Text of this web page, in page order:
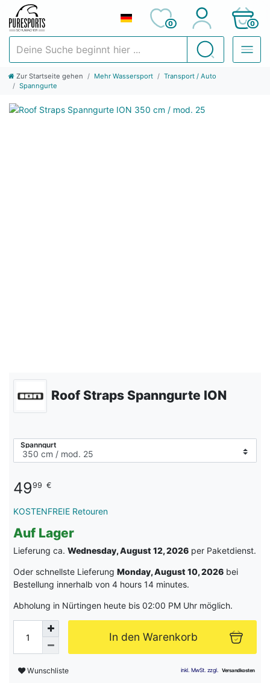
Suchen
0 0
Zur Startseite gehen Mehr Wassersport
Transport / Auto
Spanngurte
Roof Straps Spanngurte ION
Spanngurt
4999 €
KOSTENFREIE Retouren
Auf Lager
Lieferung ca. Wednesday, August 12, 2026 per Paketdienst.
Oder schnellste Lieferung Monday, August 10, 2026 bei
Bestellung innerhalb von 4 hours 14 minutes.
Abholung in Nürtingen heute bis 02:00 PM Uhr möglich.
In den Warenkorb
Wunschliste